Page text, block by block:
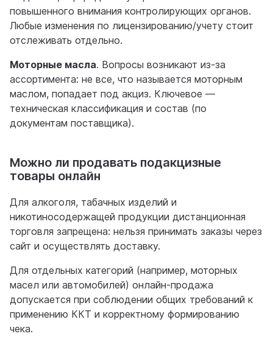
повышенного внимания контролирующих органов.
Любые изменения по лицензированию/учету стоит
отслеживать отдельно.
Моторные масла. Вопросы возникают из-за
ассортимента: не все, что называется моторным
маслом, попадает под акциз. Ключевое —
техническая классификация и состав (по
документам поставщика).
Можно ли продавать подакцизные
товары онлайн
Для алкоголя, табачных изделий и
никотиносодержащей продукции дистанционная
торговля запрещена: нельзя принимать заказы через
сайт и осуществлять доставку.
Для отдельных категорий (например, моторных
масел или автомобилей) онлайн-продажа
допускается при соблюдении общих требований к
применению ККТ и корректному формированию
чека.